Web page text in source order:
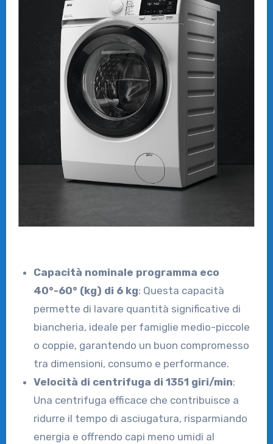
Capacità nominale programma eco
40°-60° (kg) di 6 kg: Questa capacità
permette di lavare quantità significative di
biancheria, ideale per famiglie medio-piccole
o coppie, garantendo un buon compromesso
tra dimensioni, consumo e performance.
Velocità di centrifuga di 1351 giri/min:
Una centrifuga efficace che contribuisce a
ridurre il tempo di asciugatura, risparmiando
energia e offrendo capi meno umidi al